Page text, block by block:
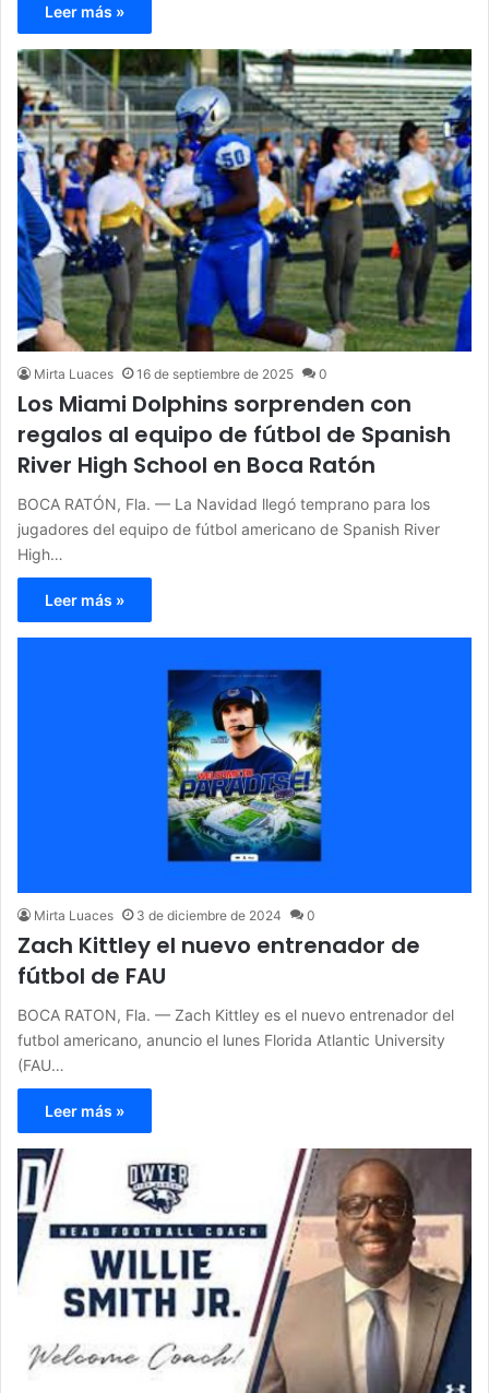
Leer más »
Mirta Luaces 16 de septiembre de 2025 0
Los Miami Dolphins sorprenden con
regalos al equipo de fútbol de Spanish
River High School en Boca Ratón
BOCA RATÓN, Fla. — La Navidad llegó temprano para los
jugadores del equipo de fútbol americano de Spanish River
High…
Leer más »
Mirta Luaces 3 de diciembre de 2024 0
Zach Kittley el nuevo entrenador de
fútbol de FAU
BOCA RATON, Fla. — Zach Kittley es el nuevo entrenador del
futbol americano, anuncio el lunes Florida Atlantic University
(FAU…
Leer más »